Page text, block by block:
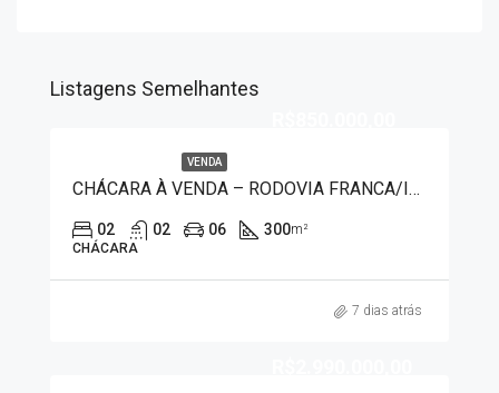
Listagens Semelhantes
VENDA
CHÁCARA À VENDA – RODOVIA FRANCA/IBIRACI 9556
02 02 06 300m²
CHÁCARA
7 dias atrás